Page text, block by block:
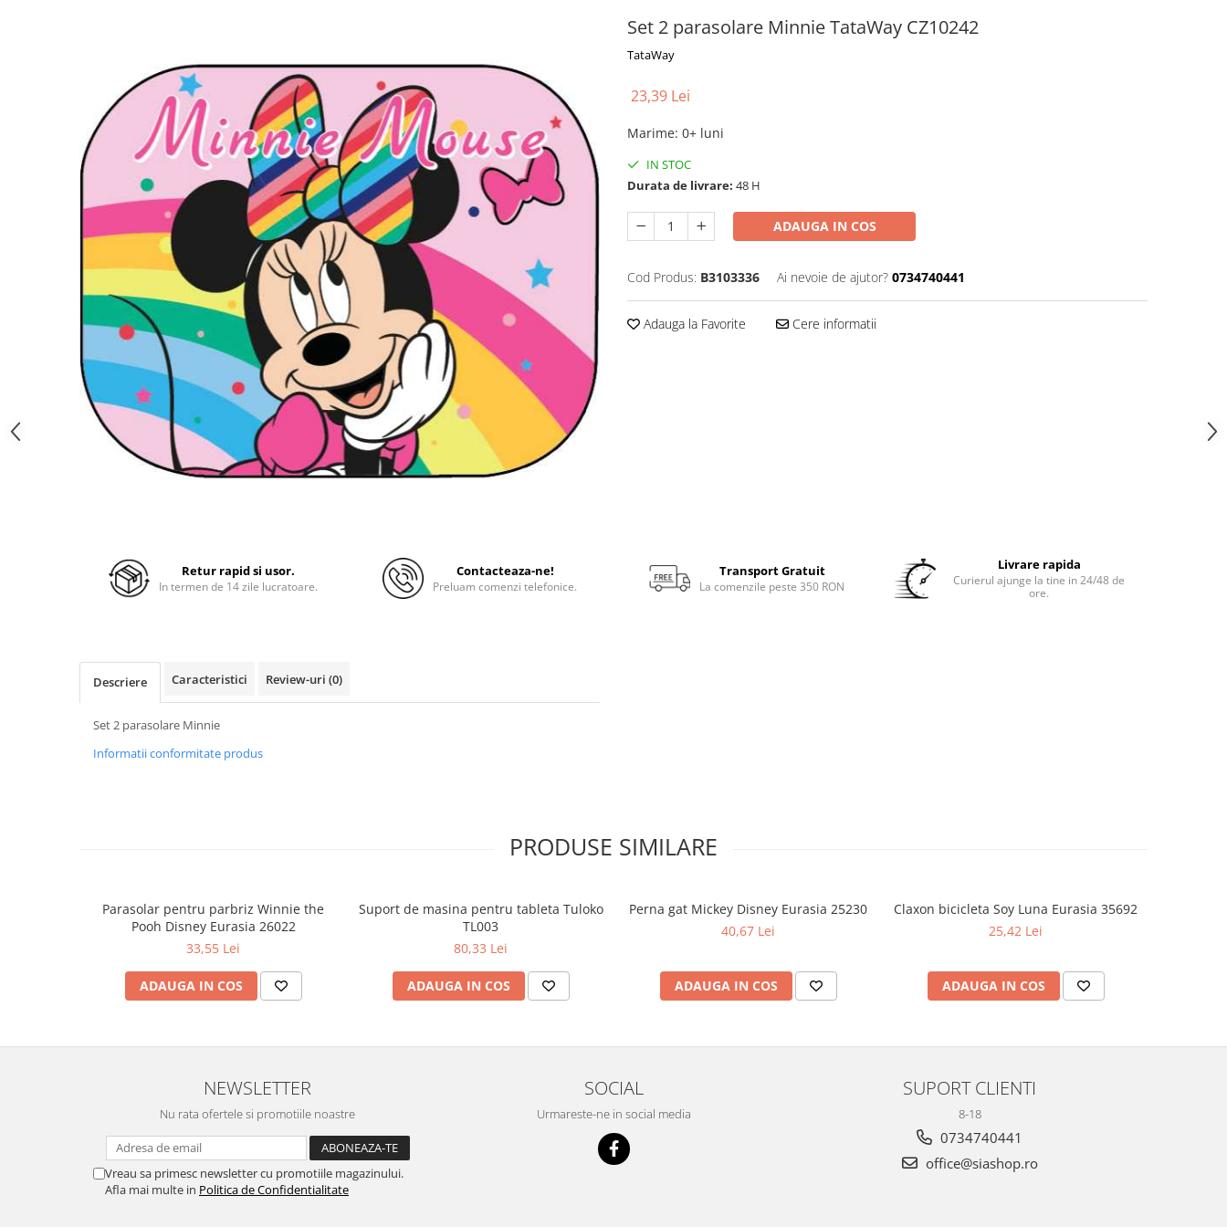
Set 2 parasolare Minnie TataWay CZ10242
TataWay
23,39 Lei
Marime: 0+ luni
IN STOC
Durata de livrare: 48 H
ADAUGA IN COS
Cod Produs: B3103336 Ai nevoie de ajutor? 0734740441
Adauga la Favorite Cere informatii
Retur rapid si usor.
In termen de 14 zile lucratoare.
Contacteaza-ne!
Preluam comenzi telefonice.
Transport Gratuit
La comenzile peste 350 RON
Livrare rapida
Curierul ajunge la tine in 24/48 de
ore.
Descriere Caracteristici Review-uri (0)
Set 2 parasolare Minnie
Informatii conformitate produs
PRODUSE SIMILARE
Parasolar pentru parbriz Winnie the
Pooh Disney Eurasia 26022
33,55 Lei
ADAUGA IN COS
Suport de masina pentru tableta Tuloko
TL003
80,33 Lei
ADAUGA IN COS
Perna gat Mickey Disney Eurasia 25230
40,67 Lei
ADAUGA IN COS
Claxon bicicleta Soy Luna Eurasia 35692
25,42 Lei
ADAUGA IN COS
NEWSLETTER
Nu rata ofertele si promotiile noastre
Vreau sa primesc newsletter cu promotiile magazinului.
Afla mai multe in Politica de Confidentialitate
SOCIAL
Urmareste-ne in social media
SUPORT CLIENTI
8-18
0734740441
office@siashop.ro